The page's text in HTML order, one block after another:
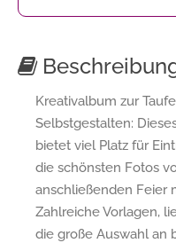
Kreativalbum zur
Selbstgestalten:
bietet viel Platz für
die schönsten Fotos
anschließenden Feier
Zahlreiche Vorlagen,
die große Auswahl an